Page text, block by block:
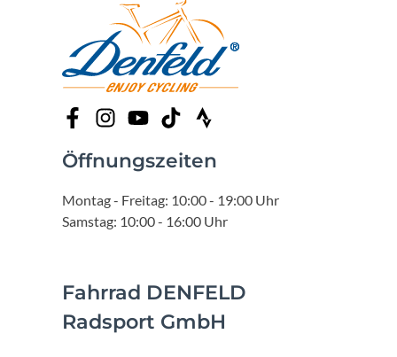
Öffnungszeiten
Montag - Freitag: 10:00 - 19:00 Uhr
Samstag: 10:00 - 16:00 Uhr
Fahrrad DENFELD
Radsport GmbH